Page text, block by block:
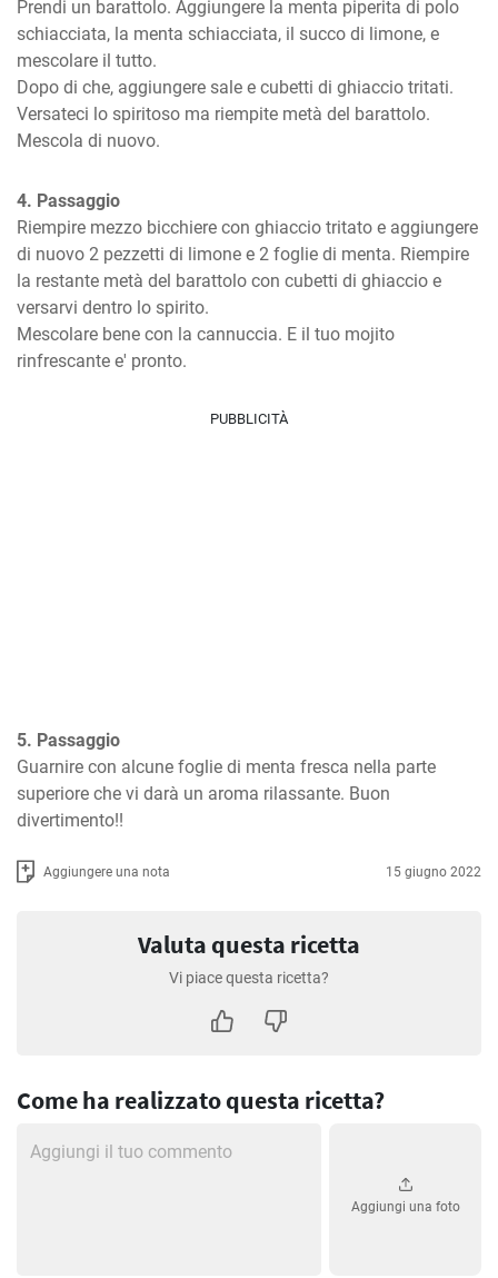
Prendi un barattolo. Aggiungere la menta piperita di polo
schiacciata, la menta schiacciata, il succo di limone, e
mescolare il tutto.
Dopo di che, aggiungere sale e cubetti di ghiaccio tritati.
Versateci lo spiritoso ma riempite metà del barattolo.
Mescola di nuovo.
4. Passaggio
Riempire mezzo bicchiere con ghiaccio tritato e aggiungere
di nuovo 2 pezzetti di limone e 2 foglie di menta. Riempire
la restante metà del barattolo con cubetti di ghiaccio e
versarvi dentro lo spirito.
Mescolare bene con la cannuccia. E il tuo mojito
rinfrescante e' pronto.
PUBBLICITÀ
5. Passaggio
Guarnire con alcune foglie di menta fresca nella parte
superiore che vi darà un aroma rilassante. Buon
divertimento!!
Aggiungere una nota 15 giugno 2022
Valuta questa ricetta
Vi piace questa ricetta?
Come ha realizzato questa ricetta?
Aggiungi una foto